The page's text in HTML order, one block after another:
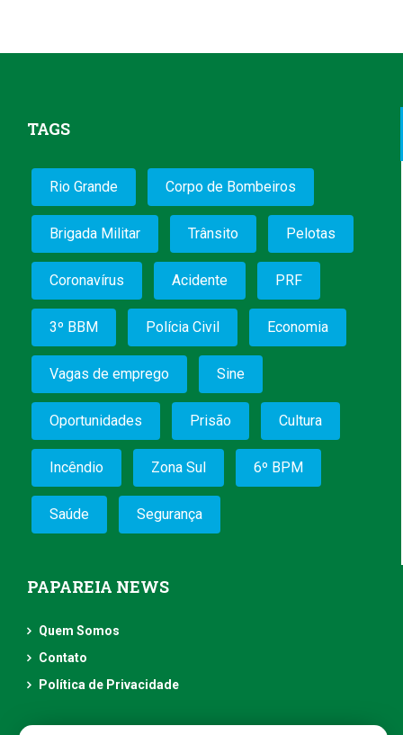
TAGS
Rio Grande Corpo de Bombeiros
Brigada Militar Trânsito Pelotas
Coronavírus Acidente PRF
3º BBM Polícia Civil Economia
Vagas de emprego Sine
Oportunidades Prisão Cultura
Incêndio Zona Sul 6º BPM
Saúde Segurança
PAPAREIA NEWS
Quem Somos
Contato
Política de Privacidade